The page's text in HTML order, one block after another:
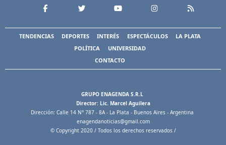
TENDENCIAS DEPORTES INTERÉS ESPECTÁCULOS
LA PLATA
POLÍTICA
UNIVERSIDAD
CONTACTO
GRUPO ENAGENDA S.R.L
Director: Lic. Marcel Aguilera
Dirección: Calle 14 N° 787 - 8A - La Plata - Buenos Aires - Argentina
enagendanoticias@gmail.com
© Copyright 2020 / Todos los derechos reservados /